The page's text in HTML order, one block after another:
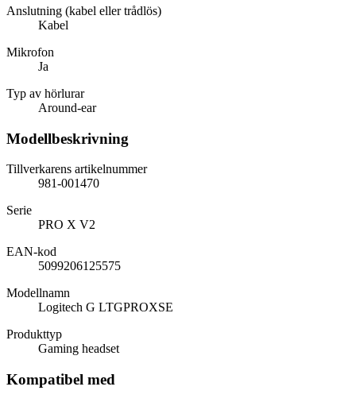
Anslutning (kabel eller trådlös)
Kabel
Mikrofon
Ja
Typ av hörlurar
Around-ear
Modellbeskrivning
Tillverkarens artikelnummer
981-001470
Serie
PRO X V2
EAN-kod
5099206125575
Modellnamn
Logitech G LTGPROXSE
Produkttyp
Gaming headset
Kompatibel med